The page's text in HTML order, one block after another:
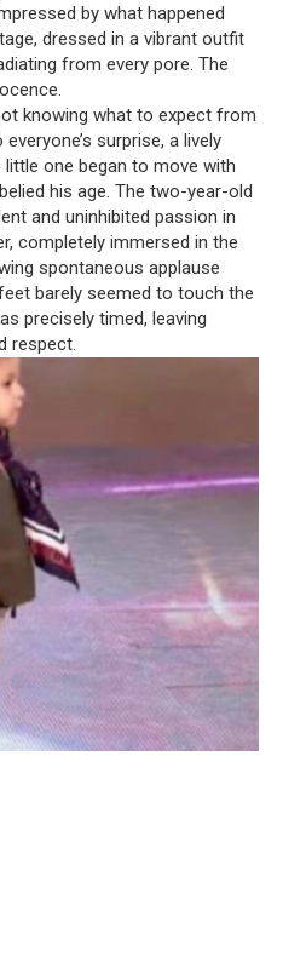
by what happened
dressed in a vibrant outfit
from every pore. The
knowing what to expect from
everyone’s surprise, a lively
little one began to move with
his age. The two-year-old
and uninhibited passion in
completely immersed in the
spontaneous applause
barely seemed to touch the
precisely timed, leaving
respect.